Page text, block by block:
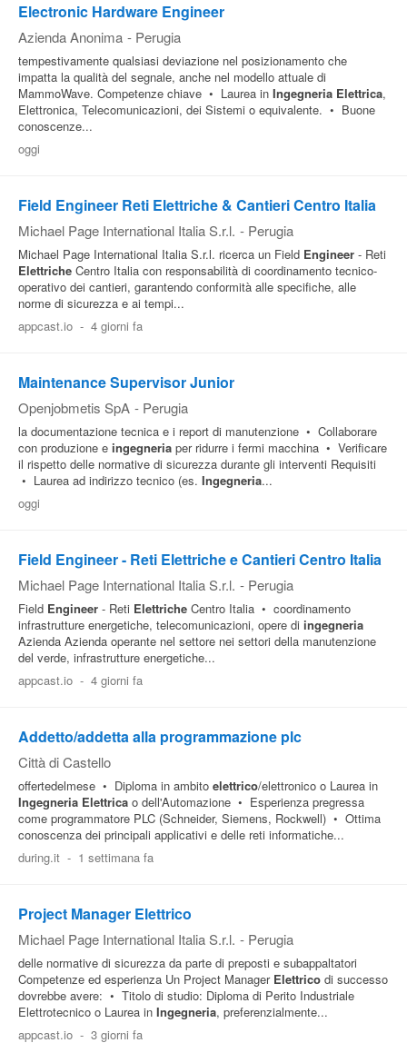
Electronic Hardware Engineer
Azienda Anonima - Perugia
tempestivamente qualsiasi deviazione nel posizionamento che
impatta la qualità del segnale, anche nel modello attuale di
MammoWave. Competenze chiave • Laurea in Ingegneria Elettrica,
Elettronica, Telecomunicazioni, dei Sistemi o equivalente. • Buone
conoscenze...
oggi
Field Engineer Reti Elettriche & Cantieri Centro Italia
Michael Page International Italia S.r.l. - Perugia
Michael Page International Italia S.r.l. ricerca un Field Engineer - Reti
Elettriche Centro Italia con responsabilità di coordinamento tecnico-
operativo dei cantieri, garantendo conformità alle specifiche, alle
norme di sicurezza e ai tempi...
appcast.io - 4 giorni fa
Maintenance Supervisor Junior
Openjobmetis SpA - Perugia
la documentazione tecnica e i report di manutenzione • Collaborare
con produzione e ingegneria per ridurre i fermi macchina • Verificare
il rispetto delle normative di sicurezza durante gli interventi Requisiti
• Laurea ad indirizzo tecnico (es. Ingegneria...
oggi
Field Engineer - Reti Elettriche e Cantieri Centro Italia
Michael Page International Italia S.r.l. - Perugia
Field Engineer - Reti Elettriche Centro Italia • coordinamento
infrastrutture energetiche, telecomunicazioni, opere di ingegneria
Azienda Azienda operante nel settore nei settori della manutenzione
del verde, infrastrutture energetiche...
appcast.io - 4 giorni fa
Addetto/addetta alla programmazione plc
Città di Castello
offertedelmese • Diploma in ambito elettrico/elettronico o Laurea in
Ingegneria Elettrica o dell'Automazione • Esperienza pregressa
come programmatore PLC (Schneider, Siemens, Rockwell) • Ottima
conoscenza dei principali applicativi e delle reti informatiche...
during.it - 1 settimana fa
Project Manager Elettrico
Michael Page International Italia S.r.l. - Perugia
delle normative di sicurezza da parte di preposti e subappaltatori
Competenze ed esperienza Un Project Manager Elettrico di successo
dovrebbe avere: • Titolo di studio: Diploma di Perito Industriale
Elettrotecnico o Laurea in Ingegneria, preferenzialmente...
appcast.io - 3 giorni fa